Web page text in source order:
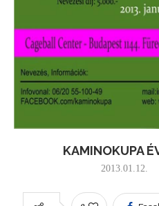
KAMINOKUPA
2013.01.12.